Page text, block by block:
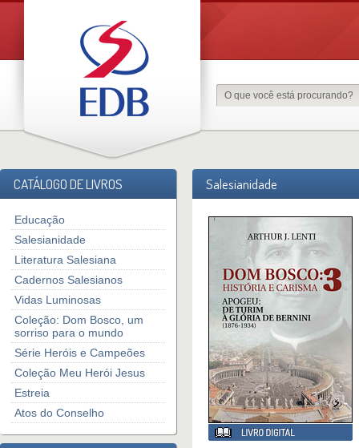
CATÁLOGO DE LIVROS
Educação
Salesianidade
Literatura Salesiana
Cadernos Salesianos
Vidas Luminosas
Coleção: Dom Bosco, um
sorriso para o mundo
Série Heróis e Campeões
Coleção Meu Herói Jesus
Estreia
Atos do Conselho
Salesianidade